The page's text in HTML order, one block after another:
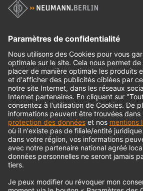
Produits historiques
© 2018 - 2026Georg Neumann GmbH
Impression